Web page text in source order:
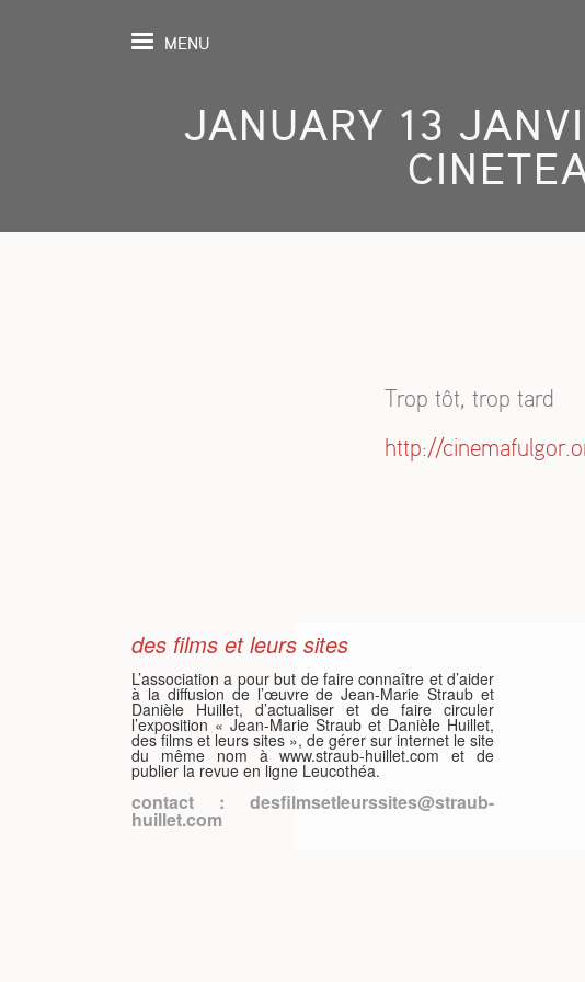
MENU
JANUARY 13
Trop tôt, trop tard
http://
des films et leurs sites
L’association a pour but de faire connaître et d’aider
à la diffusion de l’œuvre de Jean-Marie Straub et
Danièle Huillet, d’actualiser et de faire circuler
l’exposition « Jean-Marie Straub et Danièle Huillet,
des films et leurs sites », de gérer sur internet le site
du même nom à www.straub-huillet.com et de
publier la revue en ligne Leucothéa.
contact : desfilmsetleurssites@straub-
huillet.com